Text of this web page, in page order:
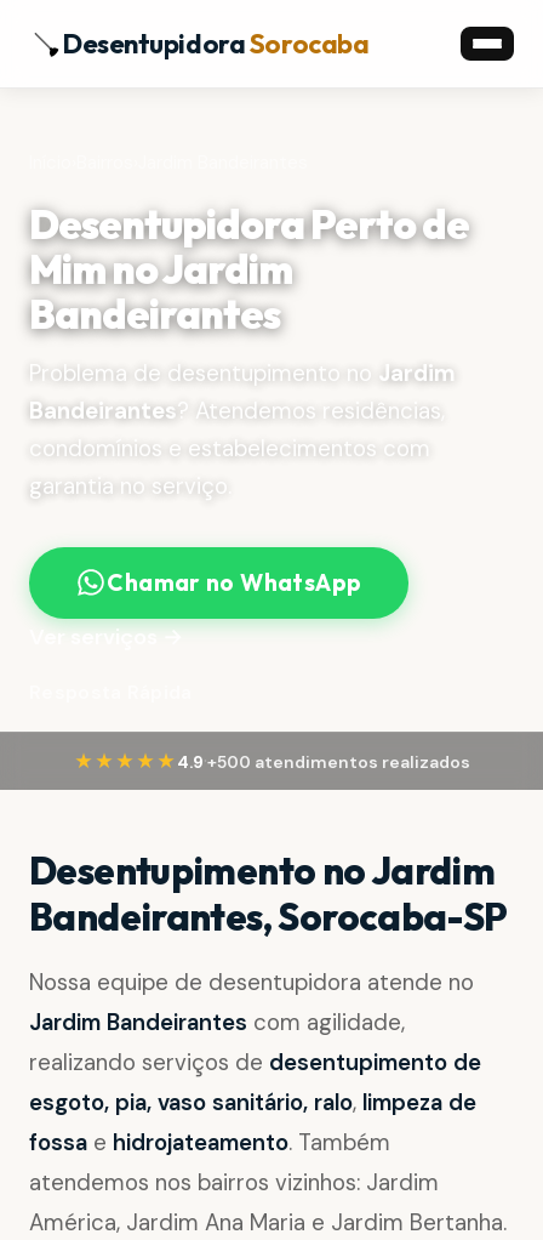
DesentupidoraSorocaba
Desentupidora Perto de
Mim no Jardim
Bandeirantes
Problema de desentupimento no Jardim
Bandeirantes? Atendemos residências,
condomínios e estabelecimentos com
garantia no serviço.
Chamar no WhatsApp
Ver serviços →
★★★★★ 4.9·+500 atendimentos realizados
Desentupimento no Jardim
Bandeirantes, Sorocaba-SP
Nossa equipe de desentupidora atende no
Jardim Bandeirantes com agilidade,
realizando serviços de desentupimento de
esgoto, pia, vaso sanitário, ralo, limpeza de
fossa e hidrojateamento. Também
atendemos nos bairros vizinhos: Jardim
América, Jardim Ana Maria e Jardim Bertanha.